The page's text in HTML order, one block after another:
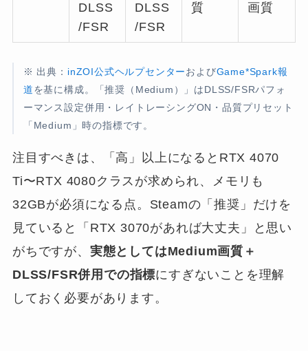
DLSS
/FSR
DLSS
/FSR
質
画質
※ 出典： inZOI公式ヘルプセンターおよびGame*Spark報
道を基に構成。「推奨（Medium）」はDLSS/FSRパフォ
ーマンス設定併用・レイトレーシングON・品質プリセット
「Medium」時の指標です。
注目すべきは、「高」以上になるとRTX 4070
Ti〜RTX 4080クラスが求められ、メモリも
32GBが必須になる点。Steamの「推奨」だけを
見ていると「RTX 3070があれば大丈夫」と思い
がちですが、 実態としてはMedium画質＋
DLSS/FSR併用での指標にすぎないことを理解
しておく必要があります。